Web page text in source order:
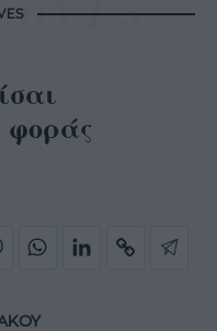
φοράς